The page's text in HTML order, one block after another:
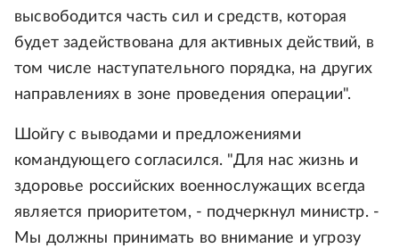
высвободится часть сил и средств, которая
будет задействована для активных действий, в
том числе наступательного порядка, на других
направлениях в зоне проведения операции".
Шойгу с выводами и предложениями
командующего согласился. "Для нас жизнь и
здоровье российских военнослужащих всегда
является приоритетом, - подчеркнул министр. -
Мы должны принимать во внимание и угрозу